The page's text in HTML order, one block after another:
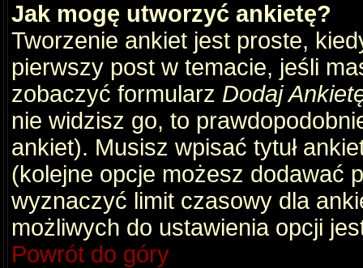
Jak mogę utworzyć ankietę?
Tworzenie ankiet jest proste,
pierwszy post w temacie, jeśli
zobaczyć formularz Dodaj
nie widzisz go, to
ankiet). Musisz wpisać tytuł
(kolejne opcje możesz dodawać
wyznaczyć limit czasowy dla
możliwych do ustawienia opcji
Powrót do góry